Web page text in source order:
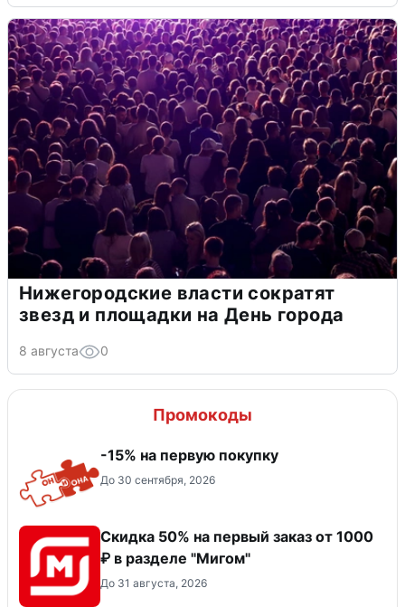
Нижегородские власти сократят
звезд и площадки на День города
8 августа 0
Промокоды
-15% на первую покупку
До 30 сентября, 2026
Скидка 50% на первый заказ от 1000
₽ в разделе "Мигом"
До 31 августа, 2026